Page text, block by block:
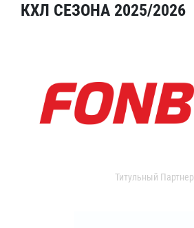
КХЛ СЕЗОНА 2025/2026
Титульный Партнер